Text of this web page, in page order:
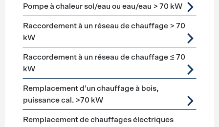
Pompe à chaleur sol/eau ou eau/eau > 70 kW
Raccordement à un réseau de chauffage > 70
kW
Raccordement à un réseau de chauffage ≤ 70
kW
Remplacement d’un chauffage à bois,
puissance cal. >70 kW
Remplacement de chauffages électriques